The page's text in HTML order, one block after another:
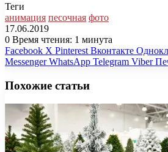
Теги
анимация песочная фото
17.06.2019
0 Время чтения: 1 минута
Facebook X Pinterest Вконтакте
Messenger WhatsApp Telegram Viber
Похожие статьи